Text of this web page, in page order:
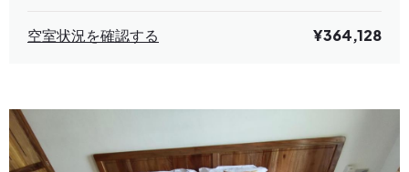
空室状況を確認する ¥364,128